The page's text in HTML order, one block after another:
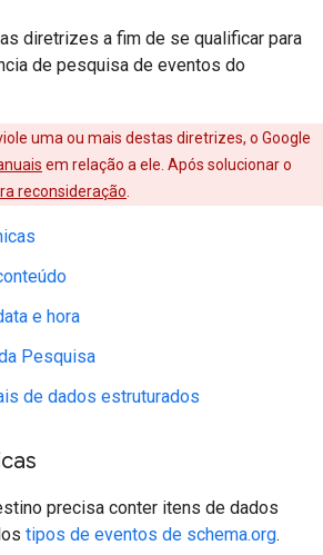
diretrizes a fim de se qualificar para
de pesquisa de eventos do
uma ou mais destas diretrizes, o Google
em relação a ele. Após solucionar o
reconsideração
e hora
Pesquisa
de dados estruturados
precisa conter itens de dados
tipos de eventos de schema.org.